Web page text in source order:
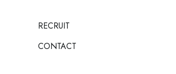
RECRUIT
CONTACT